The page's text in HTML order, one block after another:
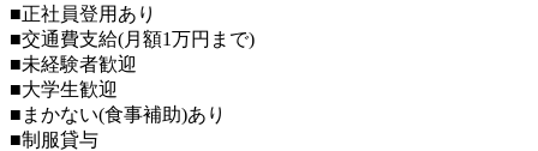
■正社員登用あり
■交通費支給(月額1万円まで)
■未経験者歓迎
■大学生歓迎
■まかない(食事補助)あり
■制服貸与